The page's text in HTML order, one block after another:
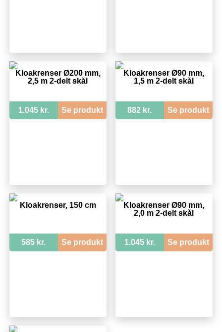
Kloakrenser Ø200 mm,
2,5 m 2-delt skål
1.045 kr. Se produkt
Kloakrenser Ø90 mm,
1,5 m 2-delt skål
882 kr. Se produkt
Kloakrenser, 150 cm
585 kr. Se produkt
Kloakrenser Ø90 mm,
2,0 m 2-delt skål
1.045 kr. Se produkt